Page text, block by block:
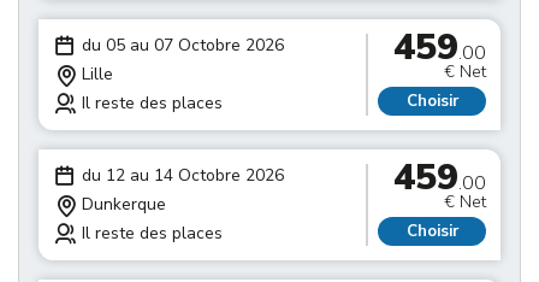
du 05 au 07 Octobre 2026
Lille
Il reste des places
459.00
€ Net
Choisir
du 12 au 14 Octobre 2026
Dunkerque
Il reste des places
459.00
€ Net
Choisir